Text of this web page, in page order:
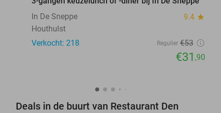
In De Sneppe
9.4 star
Houthulst
Verkocht: 218
Regulier €53
€31 ,90
Deals in de buurt van Restaurant Den